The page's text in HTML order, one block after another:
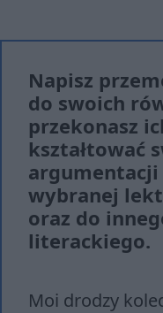
Napisz
do swoich
przekonasz
kształtować
argumentacji
wybranej
oraz do
literackiego.
Moi drodzy